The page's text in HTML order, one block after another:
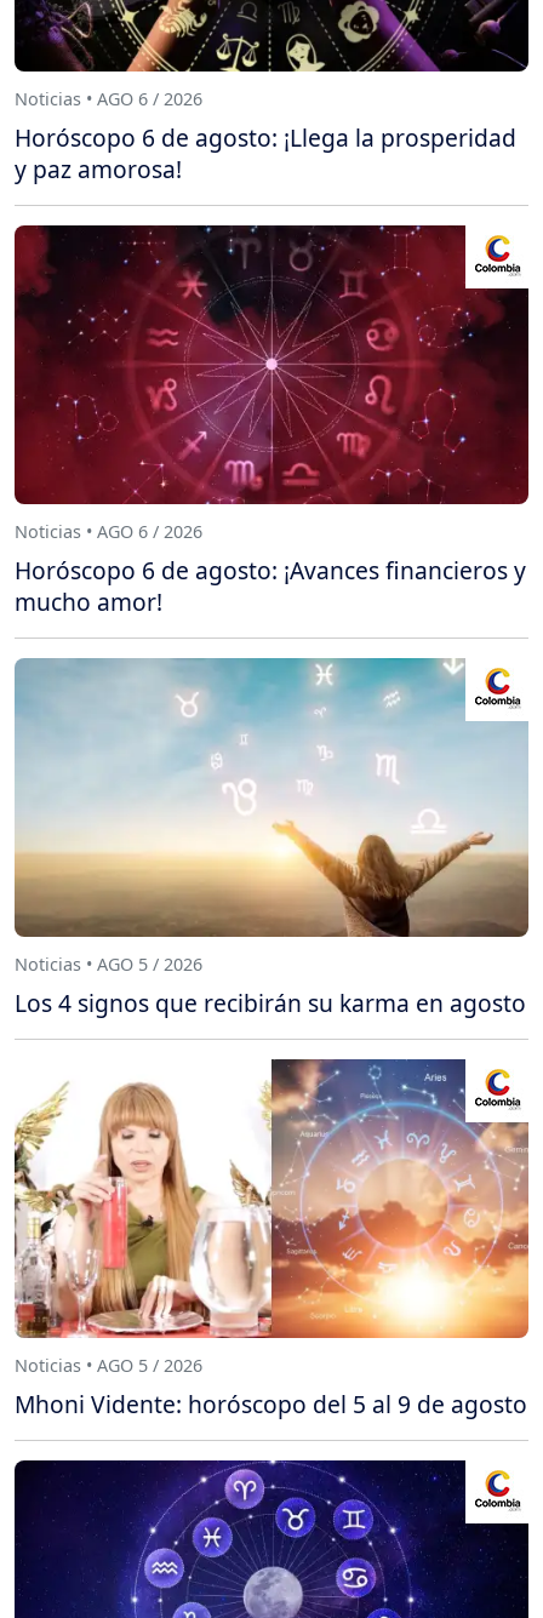
Noticias • AGO 6 / 2026
Horóscopo 6 de agosto: ¡Llega la prosperidad
y paz amorosa!
Noticias • AGO 6 / 2026
Horóscopo 6 de agosto: ¡Avances financieros y
mucho amor!
Noticias • AGO 5 / 2026
Los 4 signos que recibirán su karma en agosto
Noticias • AGO 5 / 2026
Mhoni Vidente: horóscopo del 5 al 9 de agosto